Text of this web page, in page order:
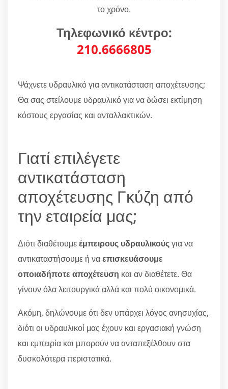
το χρόνο.
Τηλεφωνικό κέντρο:
210.6666805
Ψάχνετε υδραυλικό για αντικατάσταση αποχέτευσης;
Θα σας στείλουμε υδραυλικό για να δώσει εκτίμηση
κόστους εργασίας και ανταλλακτικών.
Γιατί επιλέγετε
αντικατάσταση
αποχέτευσης Γκύζη από
την εταιρεία μας;
Διότι διαθέτουμεέμπειρους υδραυλικούςγια να
αντικαταστήσουμε ή ναεπισκευάσουμε
οποιαδήποτε αποχέτευση και αν διαθέτετε. Θα
γίνουν όλα λειτουργικά αλλά και πολύ οικονομικά.
Ακόμη, δηλώνουμε ότι δεν υπάρχει λόγος ανησυχίας,
διότι οι υδραυλικοί μας έχουν και εργασιακή γνώση
και εμπειρία και μπορούν να ανταπεξέλθουν στα
δυσκολότερα περιστατικά.